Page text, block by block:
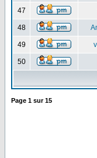
47
48
49
50
Page 1 sur15